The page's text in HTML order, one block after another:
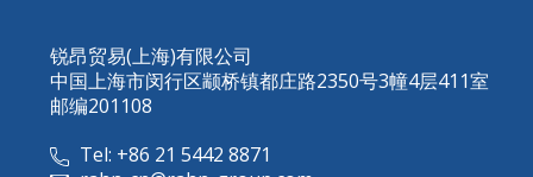
锐昂贸易(上海)有限公司
中国上海市闵行区颛桥镇都庄路2350号3幢4层411室
邮编201108
Tel: +86 21 5442 8871